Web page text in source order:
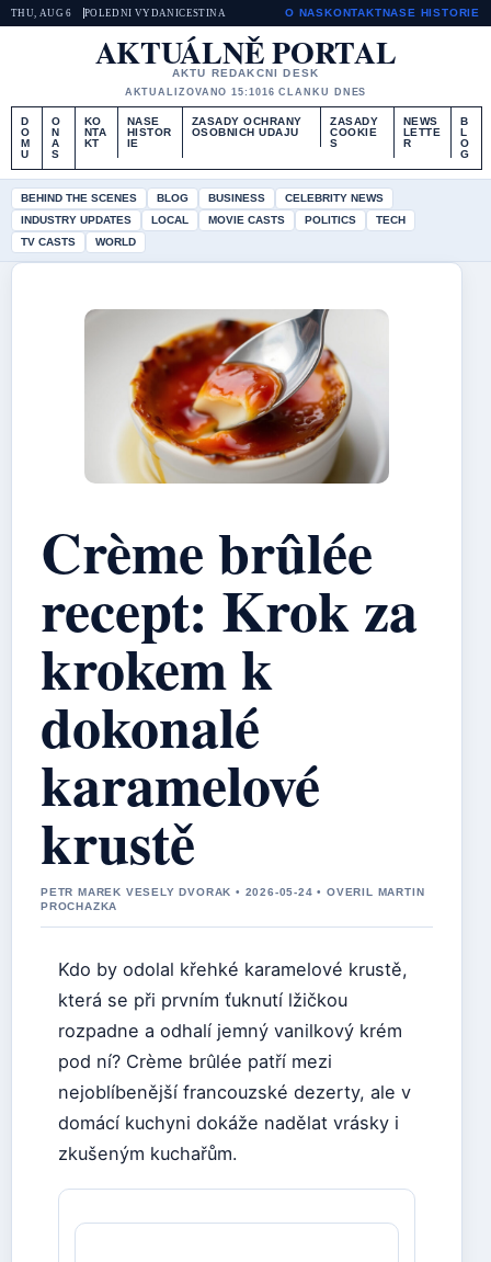
THU, AUG 6 POLEDNI VYDANICESTINA O NASKONTAKTNASE HISTORIE
AKTUÁLNĚ PORTAL
AKTU REDAKCNI DESK
AKTUALIZOVANO 15:1016 CLANKU DNES
D
O
M
U
O
N
A
S
KO
NTA
KT
NASE
HISTOR
IE
ZASADY OCHRANY
OSOBNICH UDAJU
ZASADY
COOKIE
S
NEWS
LETTE
R
B
L
O
G
BEHIND THE SCENES BLOG BUSINESS
CELEBRITY NEWS
INDUSTRY UPDATES
LOCAL MOVIE CASTS POLITICS
TECH
TV CASTS
WORLD
Crème brûlée
recept: Krok za
krokem k
dokonalé
karamelové
krustě
PETR MAREK VESELY DVORAK • 2026-05-24 • OVERIL MARTIN
PROCHAZKA
Kdo by odolal křehké karamelové krustě,
která se při prvním ťuknutí lžičkou
rozpadne a odhalí jemný vanilkový krém
pod ní? Crème brûlée patří mezi
nejoblíbenější francouzské dezerty, ale v
domácí kuchyni dokáže nadělat vrásky i
zkušeným kuchařům.